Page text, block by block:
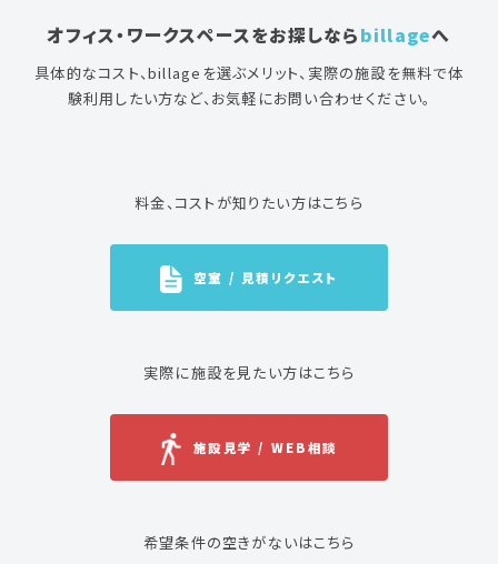
オフィス・ワークスペースをお探しならbillageへ
具体的なコスト、billageを選ぶメリット、実際の施設を無料で体
験利用したい方など、お気軽にお問い合わせください。
料金、コストが知りたい方はこちら
空室 / 見積リクエスト
実際に施設を見たい方はこちら
施設見学 / WEB相談
希望条件の空きがないはこちら